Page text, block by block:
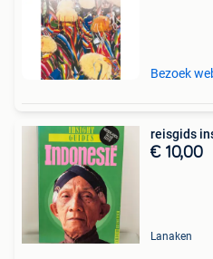
Bezoek
reisgids
€ 10,00
Lanaken